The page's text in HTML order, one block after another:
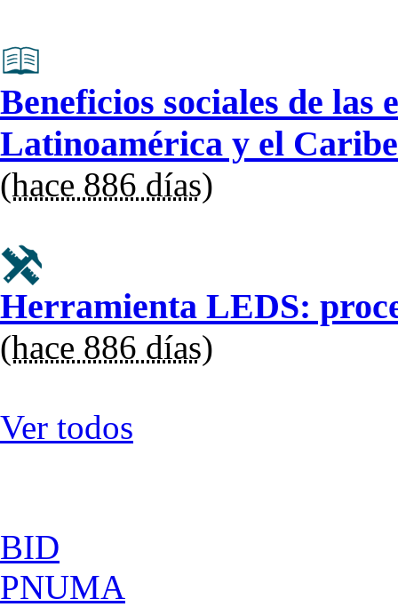
Beneficios sociales de las
Latinoamérica y el Caribe
(hace 886 días)
Herramienta LEDS:
(hace 886 días)
Ver todos
BID
PNUMA